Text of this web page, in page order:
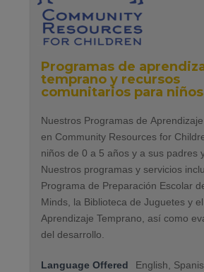
Programas de
temprano y recursos
comunitarios para niños
Nuestros Programas de
en Community Resources for
niños de 0 a 5 años y a sus padres
Nuestros programas y servicios
Programa de Preparación Escolar
Minds, la Biblioteca de Juguetes y
Aprendizaje Temprano, así como
del desarrollo.
Language Offered English,